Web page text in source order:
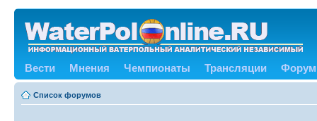
Вести Мнения Чемпионаты Трансляции Форум
Список форумов